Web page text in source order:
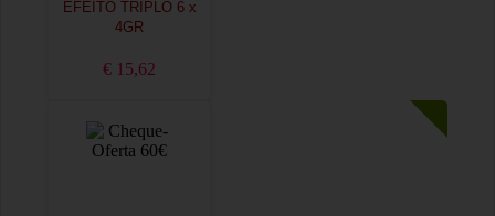
EFEITO TRIPLO 6 x
4GR
€ 15,62